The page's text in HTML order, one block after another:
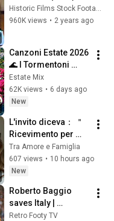
Historic Films Stock Footage Archive
960K views • 2 years ago
Canzoni Estate 2026
🌊 I Tormentoni
Italiani Più Ascoltati
☀️ Annalisa, ALFA,
Irama, Tananai...
Estate Mix
62K views • 6 days ago
New
L'invito diceva： ＂
Ricevimento per
dirigenti in cravatta
nera  Solo rimpianti
＂  Papà aggiunse：
Tra Amore e Famiglia
607 views • 10 hours ago
New
Roberto Baggio
saves Italy |
Amazing comeback
Retro Footy TV